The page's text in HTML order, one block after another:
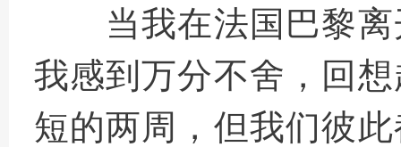
当我在法国巴黎
我感到万分不舍，回
短的两周，但我们彼